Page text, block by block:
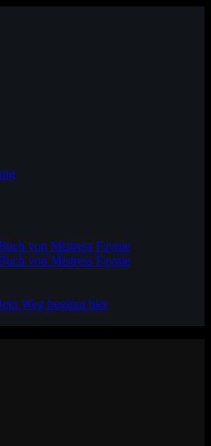
von Mistress Fayme
von Mistress Fayme
Weg beginnt hier